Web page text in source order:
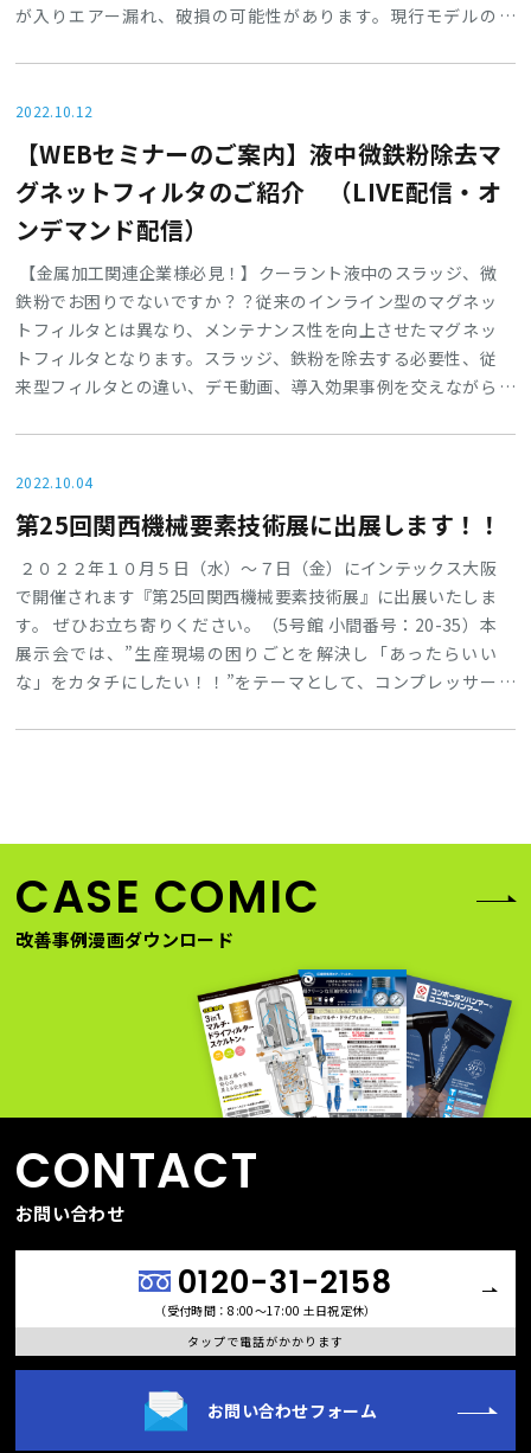
が入りエアー漏れ、破損の可能性があります。現行モデルの
替をお願いいたします。現在、SSTシリーズからSKTシリーズ
2022.10.12
【WEBセミナーのご案内】液中微鉄粉除去マ
グネットフィルタのご紹介 （LIVE配信・オ
ンデマンド配信）
【金属加工関連企業様必見！】クーラント液中のスラッジ、微
鉄粉でお困りでないですか？？従来のインライン型のマグネッ
トフィルタとは異なり、メンテナンス性を向上させたマグネッ
トフィルタとなります。スラッジ、鉄粉を除去する必要性、従
来型フィルタとの違い、デモ動画、導入効果事例を交えながら
ットフィルタのご紹介 WEBセミナー●開催日時：2022年10月
申し込み下記フォームより申込を行ってください。お申込
2022.10.04
第25回関西機械要素技術展に出展します！！
２０２２年１０月５日（水）～７日（金）にインテックス大阪
で開催されます『第25回関西機械要素技術展』に出展いたしま
す。 ぜひお立ち寄りください。（5号館 小間番号：20-35）本
展示会では、”生産現場の困りごとを解決し「あったらいい
な」をカタチにしたい！！”をテーマとして、コンプレッサー
する製品、サービスをご紹介します。
CASE COMIC
改善事例漫画ダウンロード
CONTACT
お問い合わせ
0120-31-2158
（受付時間：8:00〜17:00 土日祝定休）
タップで電話がかかります
お問い合わせフォーム